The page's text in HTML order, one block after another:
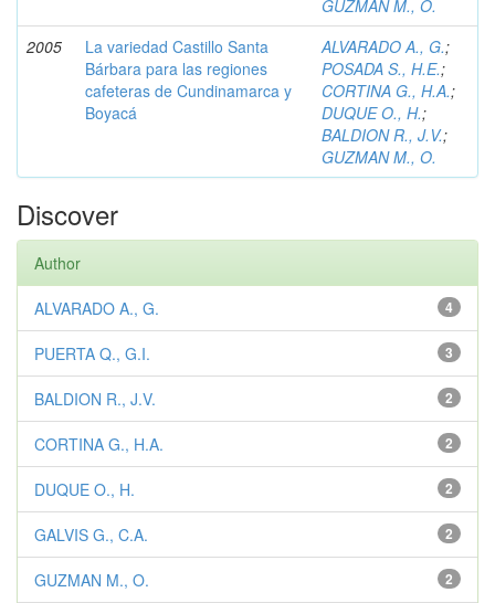
GUZMAN M., O.
2005
La variedad Castillo Santa
Bárbara para las regiones
cafeteras de Cundinamarca y
Boyacá
ALVARADO A., G.;
POSADA S., H.E.;
CORTINA G., H.A.;
DUQUE O., H.;
BALDION R., J.V.;
GUZMAN M., O.
Discover
Author
4
ALVARADO A., G.
3
PUERTA Q., G.I.
2
BALDION R., J.V.
2
CORTINA G., H.A.
2
DUQUE O., H.
2
GALVIS G., C.A.
2
GUZMAN M., O.